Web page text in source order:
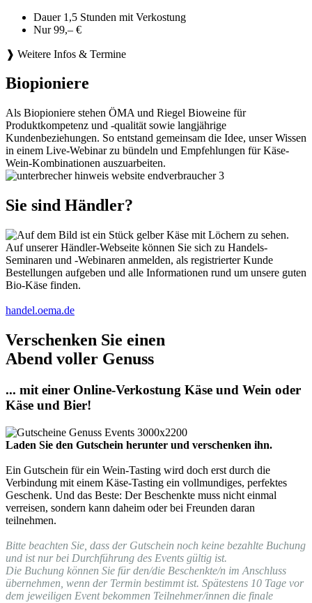
Dauer 1,5 Stunden mit Verkostung
Nur 99,– €
❱ Weitere Infos & Termine
Biopioniere
Als Biopioniere stehen ÖMA und Riegel Bioweine für
Produktkompetenz und -qualität sowie langjährige
Kundenbeziehungen. So entstand gemeinsam die Idee, unser Wissen
in einem Live-Webinar zu bündeln und Empfehlungen für Käse-
Wein-Kombinationen auszuarbeiten.
Sie sind Händler?
Auf unserer Händler-Webseite können Sie sich zu Handels-
Seminaren und -Webinaren anmelden, als registrierter Kunde
Bestellungen aufgeben und alle Informationen rund um unsere guten
Bio-Käse finden.
handel.oema.de
Verschenken Sie einen
Abend voller Genuss
... mit einer Online-Verkostung Käse und Wein oder
Käse und Bier!
Laden Sie den Gutschein herunter und verschenken ihn.
Ein Gutschein für ein Wein-Tasting wird doch erst durch die
Verbindung mit einem Käse-Tasting ein vollmundiges, perfektes
Geschenk. Und das Beste: Der Beschenkte muss nicht einmal
verreisen, sondern kann daheim oder bei Freunden daran
teilnehmen.
Bitte beachten Sie, dass der Gutschein noch keine bezahlte Buchung
und ist nur bei Durchführung des Events gültig ist.
Die Buchung können Sie für den/die Beschenkte/n im Anschluss
übernehmen, wenn der Termin bestimmt ist. Spätestens 10 Tage vor
dem jeweiligen Event bekommen Teilnehmer/innen die finale